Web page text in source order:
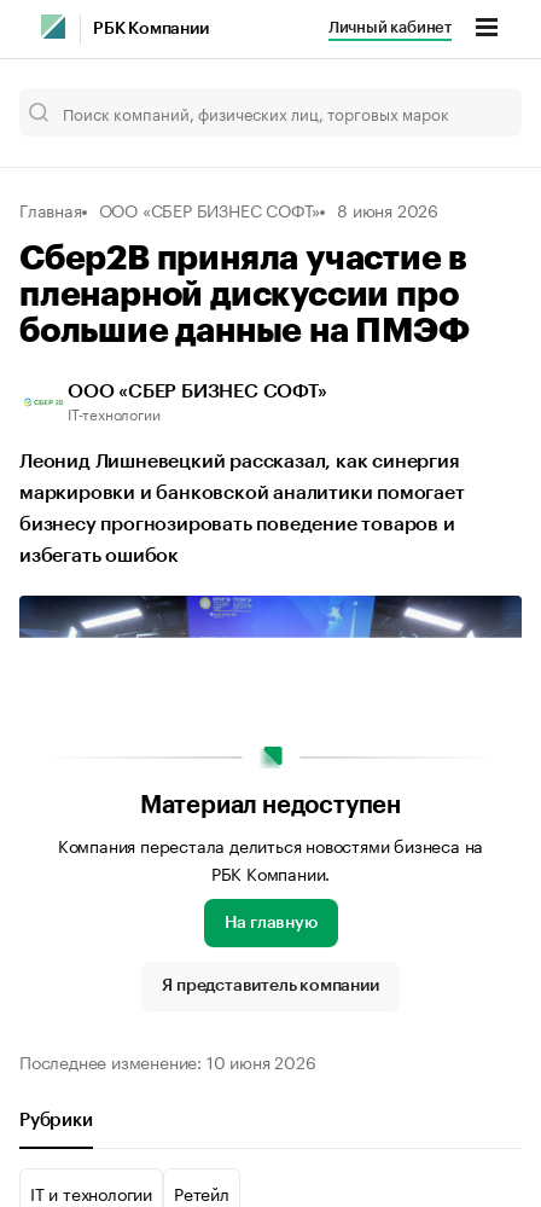
РБК Компании Личный кабинет
Главная ООО «СБЕР БИЗНЕС СОФТ» 8 июня 2026
Сбер2B приняла участие в
пленарной дискуссии про
большие данные на ПМЭФ
ООО «СБЕР БИЗНЕС СОФТ»
IT-технологии
Леонид Лишневецкий рассказал, как синергия
маркировки и банковской аналитики помогает
бизнесу прогнозировать поведение товаров и
избегать ошибок
Источник изображения: Архив компании
Материал недоступен
Компания перестала делиться новостями бизнеса на
РБК Компании.
На главную
Я представитель компании
Последнее изменение: 10 июня 2026
Рубрики
IT и технологии Ретейл